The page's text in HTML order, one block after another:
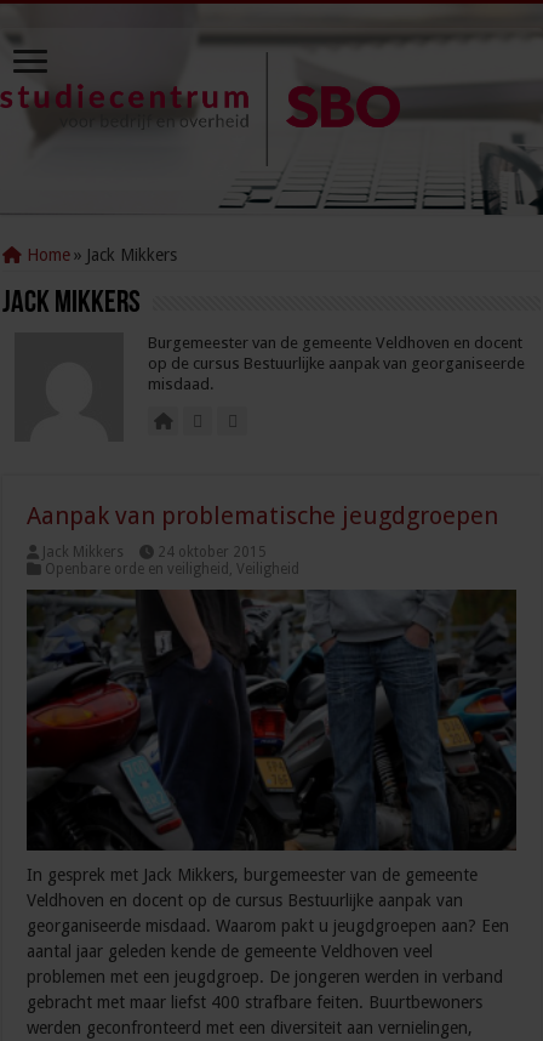
Home » Jack Mikkers
Jack Mikkers
Burgemeester van de gemeente Veldhoven en docent
op de cursus Bestuurlijke aanpak van georganiseerde
misdaad.
Aanpak van problematische jeugdgroepen
Jack Mikkers
24 oktober 2015
Openbare orde en veiligheid ,Veiligheid
In gesprek met Jack Mikkers, burgemeester van de gemeente
Veldhoven en docent op de cursus Bestuurlijke aanpak van
georganiseerde misdaad. Waarom pakt u jeugdgroepen aan? Een
aantal jaar geleden kende de gemeente Veldhoven veel
problemen met een jeugdgroep. De jongeren werden in verband
gebracht met maar liefst 400 strafbare feiten. Buurtbewoners
werden geconfronteerd met een diversiteit aan vernielingen,